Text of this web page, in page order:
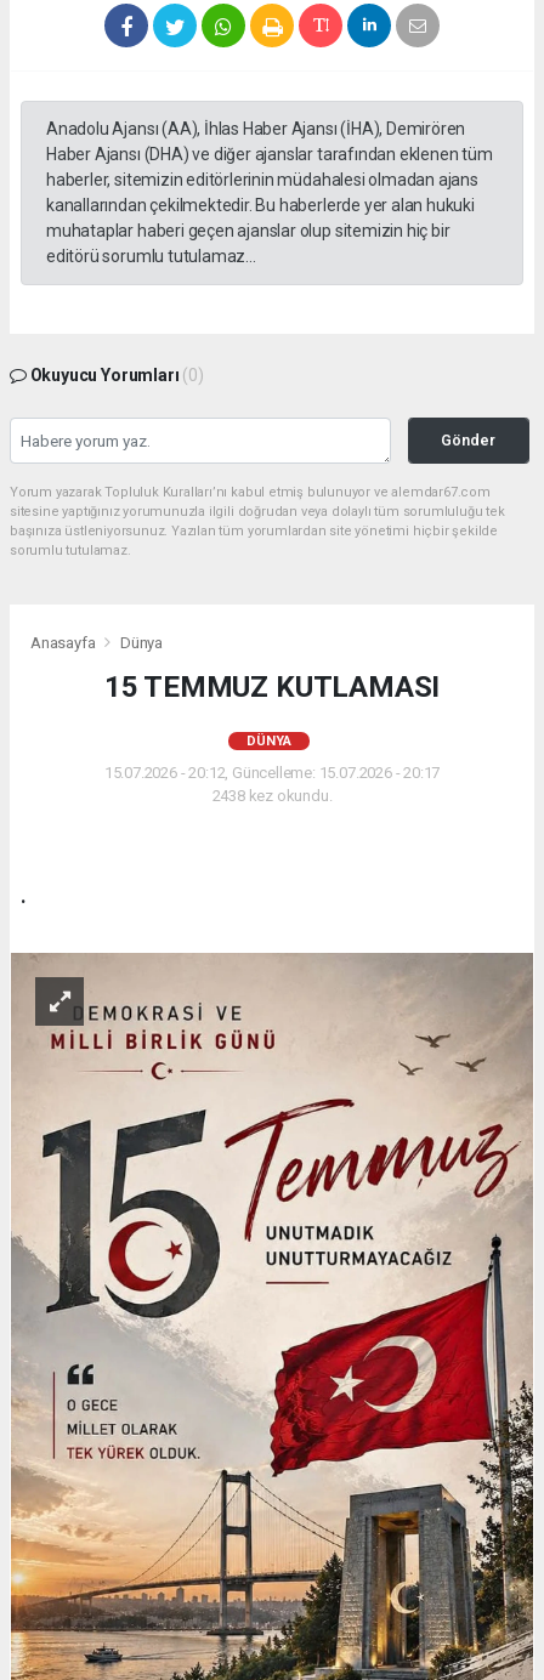
Anadolu Ajansı (AA), İhlas Haber Ajansı (İHA), Demirören
Haber Ajansı (DHA) ve diğer ajanslar tarafından eklenen tüm
haberler, sitemizin editörlerinin müdahalesi olmadan ajans
kanallarından çekilmektedir. Bu haberlerde yer alan hukuki
muhataplar haberi geçen ajanslar olup sitemizin hiç bir
editörü sorumlu tutulamaz...
Okuyucu Yorumları (0)
Gönder
Yorum yazarak Topluluk Kuralları’nı kabul etmiş bulunuyor ve alemdar67.com
sitesine yaptığınız yorumunuzla ilgili doğrudan veya dolaylı tüm sorumluluğu tek
başınıza üstleniyorsunuz. Yazılan tüm yorumlardan site yönetimi hiçbir şekilde
sorumlu tutulamaz.
Anasayfa Dünya
15 TEMMUZ KUTLAMASI
DÜNYA
15.07.2026 - 20:12, Güncelleme: 15.07.2026 - 20:17
2438 kez okundu.
.